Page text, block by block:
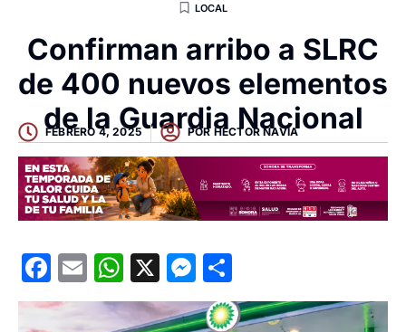
LOCAL
Confirman arribo a SLRC
de 400 nuevos elementos
de la Guardia Nacional
FEBRERO 4, 2025 PORHECTOR NAVIA
Facebook
EmailWhatsApp
X Messenger